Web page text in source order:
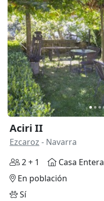
Anterior
Aciri II
Ezcaroz - Navarra
2 + 1
Casa Entera
En población
Sí